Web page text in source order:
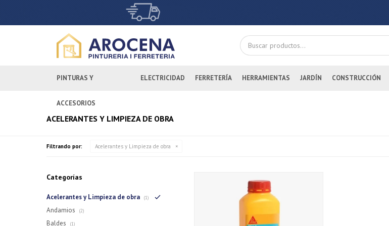
PINTURAS Y
ACCESORIOS
ELECTRICIDAD FERRETERÍA HERRAMIENTAS JARDÍN CONSTRUCCIÓN
ACELERANTES Y LIMPIEZA DE OBRA
Filtrando por: Acelerantes y Limpieza de obra
Categorías
Acelerantes y Limpieza de obra (1)
Andamios (2)
Baldes (1)